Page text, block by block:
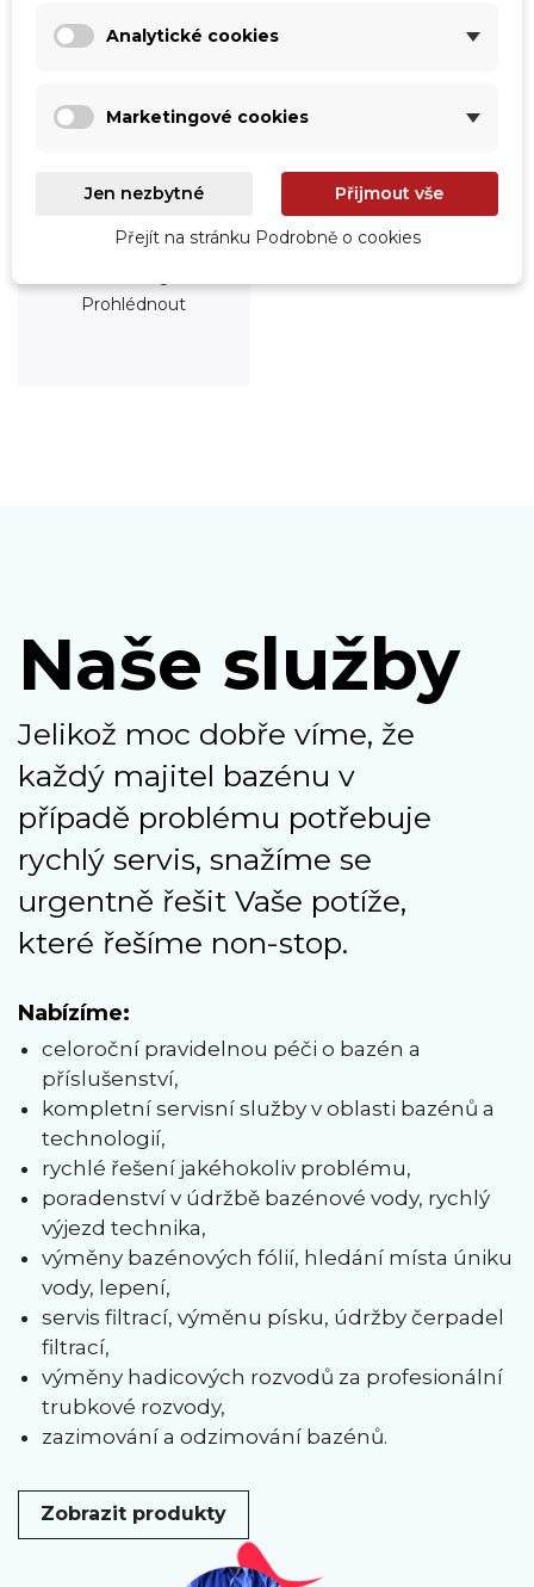
Prohlédnout
Naše služby
Jelikož moc dobře víme, že
každý majitel bazénu v
případě problému potřebuje
rychlý servis, snažíme se
urgentně řešit Vaše potíže,
které řešíme non-stop.
Nabízíme:
celoroční pravidelnou péči o bazén a
příslušenství,
kompletní servisní služby v oblasti bazénů a
technologií,
rychlé řešení jakéhokoliv problému,
poradenství v údržbě bazénové vody, rychlý
výjezd technika,
výměny bazénových fólií, hledání místa úniku
vody, lepení,
servis filtrací, výměnu písku, údržby čerpadel
filtrací,
výměny hadicových rozvodů za profesionální
trubkové rozvody,
zazimování a odzimování bazénů.
Zobrazit produkty
Analytické cookies
Marketingové cookies
Jen nezbytné Přijmout vše
Přejít na stránku Podrobně o cookies